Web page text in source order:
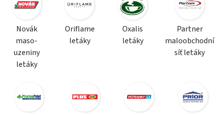
Novák
maso-
uzeniny
letáky
Oriflame
letáky
Oxalis
letáky
Partner
maloobchodní
síť letáky